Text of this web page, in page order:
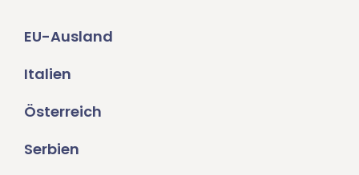
EU-Ausland
Italien
Österreich
Serbien